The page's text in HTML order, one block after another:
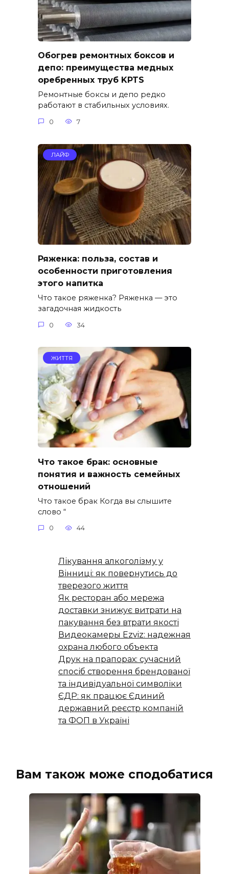
Обогрев ремонтных боксов и
депо: преимущества медных
оребренных труб KPTS
Ремонтные боксы и депо редко
работают в стабильных условиях.
0 7
ЛАЙФ
Ряженка: польза, состав и
особенности приготовления
этого напитка
Что такое ряженка? Ряженка — это
загадочная жидкость
0 34
ЖИТТЯ
Что такое брак: основные
понятия и важность семейных
отношений
Что такое брак Когда вы слышите
слово “
0 44
Лікування алкоголізму у
Вінниці: як повернутись до
тверезого життя
Як ресторан або мережа
доставки знижує витрати на
пакування без втрати якості
Видеокамеры Ezviz: надежная
охрана любого объекта
Друк на прапорах: сучасний
спосіб створення брендованої
та індивідуальної символіки
ЄДР: як працює Єдиний
державний реєстр компаній
та ФОП в Україні
Вам також може сподобатися